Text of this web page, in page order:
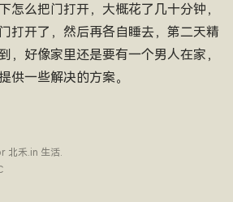
怎么把门打开，大概花了几十分钟，
打开了，然后再各自睡去，第二天精
，好像家里还是要有一个男人在家，
供一些解决的方案。
北禾.in 生活.